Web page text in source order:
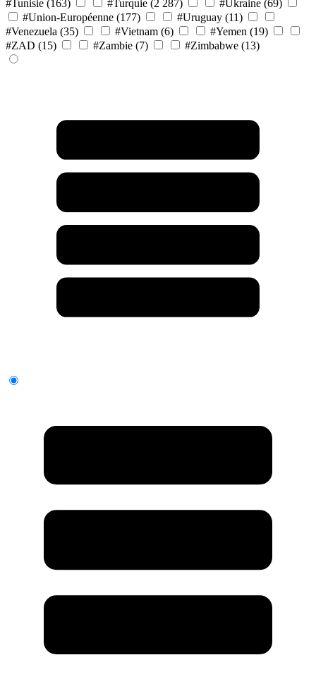
#Tunisie (163) #Turquie (2 287) #Ukraine (69)
#Union-Européenne (177) #Uruguay (11)
#Venezuela (35) #Vietnam (6) #Yemen (19)
#ZAD (15) #Zambie (7) #Zimbabwe (13)